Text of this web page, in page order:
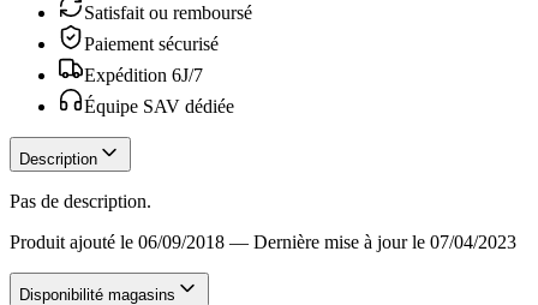
Satisfait ou remboursé
Paiement sécurisé
Expédition 6J/7
Équipe SAV dédiée
Description
Pas de description.
Produit ajouté le 06/09/2018 — Dernière mise à jour le 07/04/2023
Disponibilité magasins